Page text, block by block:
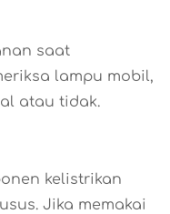
saat
lampu mobil,
atau tidak.
kelistrikan
Jika memakai